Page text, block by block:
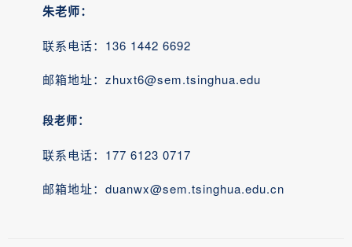
朱老师：
联系电话：136 1442 6692
邮箱地址：zhuxt6@sem.tsinghua.edu
段老师：
联系电话：177 6123 0717
邮箱地址：duanwx@sem.tsinghua.edu.cn